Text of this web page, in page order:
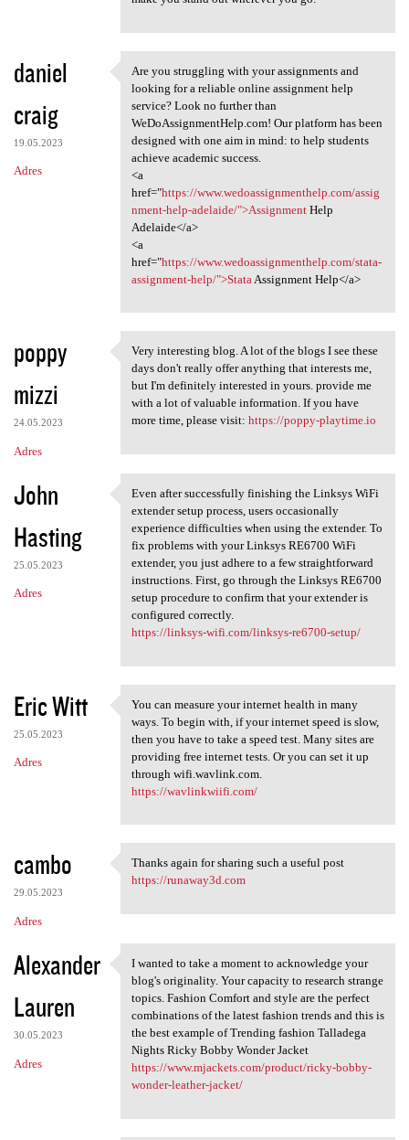
daniel
craig
19.05.2023
Adres
Are you struggling with your
Are you struggling with your assignments and
looking for a reliable online assignment help
service? Look no further than
WeDoAssignmentHelp.com! Our platform has been
designed with one aim in mind: to help students
achieve academic success.
<a
href="https://www.wedoassignmenthelp.com/assig
nment-help-adelaide/">AssignmentHelp
Adelaide</a>
<a
href="https://www.wedoassignmenthelp.com/stata-
assignment-help/">Stata Assignment Help</a>
poppy
mizzi
24.05.2023
Adres
Very interesting blog. A lot
Very interesting blog. A lot of the blogs I see these
days don't really offer anything that interests me,
but I'm definitely interested in yours. provide me
with a lot of valuable information. If you have
more time, please visit: https://poppy-playtime.io
John
Hasting
25.05.2023
Adres
Even after successfully
Even after successfully finishing the Linksys WiFi
extender setup process, users occasionally
experience difficulties when using the extender. To
fix problems with your Linksys RE6700 WiFi
extender, you just adhere to a few straightforward
instructions. First, go through the Linksys RE6700
setup procedure to confirm that your extender is
configured correctly.
https://linksys-wifi.com/linksys-re6700-setup/
Eric Witt
25.05.2023
Adres
You can measure your internet
You can measure your internet health in many
ways. To begin with, if your internet speed is slow,
then you have to take a speed test. Many sites are
providing free internet tests. Or you can set it up
through wifi.wavlink.com.
https://wavlinkwiifi.com/
cambo
29.05.2023
Adres
Thanks again for sharing such
Thanks again for sharing such a useful post
https://runaway3d.com
Alexander
Lauren
30.05.2023
Adres
I wanted to take a moment to
I wanted to take a moment to acknowledge your
blog's originality. Your capacity to research strange
topics. Fashion Comfort and style are the perfect
combinations of the latest fashion trends and this is
the best example of Trending fashion Talladega
Nights Ricky Bobby Wonder Jacket
https://www.mjackets.com/product/ricky-bobby-
wonder-leather-jacket/